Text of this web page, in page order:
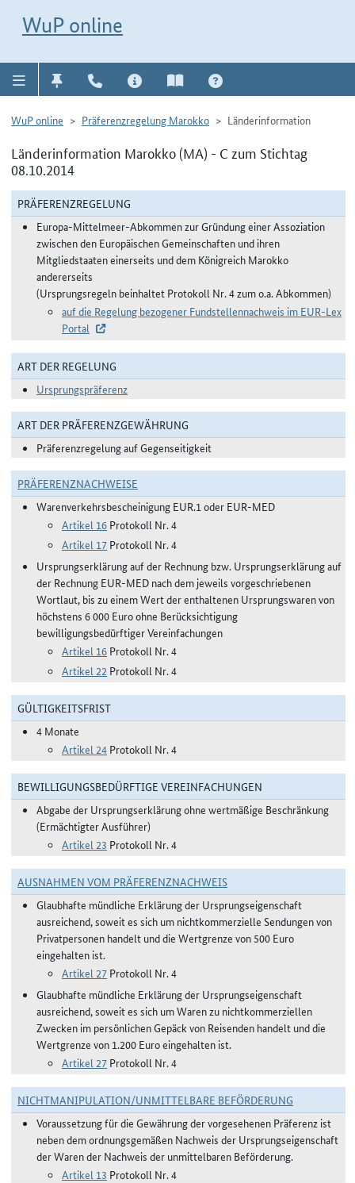
WuP online
WuP online Präferenzregelung Marokko Länderinformation
Länderinformation Marokko (MA) - C zum Stichtag
08.10.2014
PRÄFERENZREGELUNG
Europa-Mittelmeer-Abkommen zur Gründung einer Assoziation
zwischen den Europäischen Gemeinschaften und ihren
Mitgliedstaaten einerseits und dem Königreich Marokko
andererseits
(Ursprungsregeln beinhaltet Protokoll Nr. 4 zum o.a. Abkommen)
auf die Regelung bezogener Fundstellennachweis im EUR-Lex
Portal
ART DER REGELUNG
Ursprungspräferenz
ART DER PRÄFERENZGEWÄHRUNG
Präferenzregelung auf Gegenseitigkeit
PRÄFERENZNACHWEISE
Warenverkehrsbescheinigung EUR.1 oder EUR-MED
Artikel 16 Protokoll Nr. 4
Artikel 17 Protokoll Nr. 4
Ursprungserklärung auf der Rechnung bzw. Ursprungserklärung auf
der Rechnung EUR-MED nach dem jeweils vorgeschriebenen
Wortlaut, bis zu einem Wert der enthaltenen Ursprungswaren von
höchstens 6 000 Euro ohne Berücksichtigung
bewilligungsbedürftiger Vereinfachungen
Artikel 16 Protokoll Nr. 4
Artikel 22 Protokoll Nr. 4
GÜLTIGKEITSFRIST
4 Monate
Artikel 24 Protokoll Nr. 4
BEWILLIGUNGSBEDÜRFTIGE VEREINFACHUNGEN
Abgabe der Ursprungserklärung ohne wertmäßige Beschränkung
(Ermächtigter Ausführer)
Artikel 23 Protokoll Nr. 4
AUSNAHMEN VOM PRÄFERENZNACHWEIS
Glaubhafte mündliche Erklärung der Ursprungseigenschaft
ausreichend, soweit es sich um nichtkommerzielle Sendungen von
Privatpersonen handelt und die Wertgrenze von 500 Euro
eingehalten ist.
Artikel 27 Protokoll Nr. 4
Glaubhafte mündliche Erklärung der Ursprungseigenschaft
ausreichend, soweit es sich um Waren zu nichtkommerziellen
Zwecken im persönlichen Gepäck von Reisenden handelt und die
Wertgrenze von 1.200 Euro eingehalten ist.
Artikel 27 Protokoll Nr. 4
NICHTMANIPULATION/UNMITTELBARE BEFÖRDERUNG
Voraussetzung für die Gewährung der vorgesehenen Präferenz ist
neben dem ordnungsgemäßen Nachweis der Ursprungseigenschaft
der Waren der Nachweis der unmittelbaren Beförderung.
Artikel 13 Protokoll Nr. 4